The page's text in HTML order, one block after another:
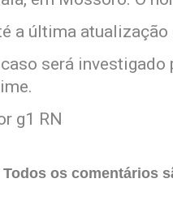
a última atualização
caso será
g1 RN
Todos os comentários